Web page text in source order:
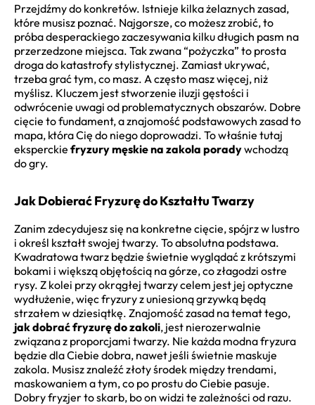
Przejdźmy do konkretów. Istnieje kilka żelaznych zasad,
które musisz poznać. Najgorsze, co możesz zrobić, to
próba desperackiego zaczesywania kilku długich pasm na
przerzedzone miejsca. Tak zwana “pożyczka” to prosta
droga do katastrofy stylistycznej. Zamiast ukrywać,
trzeba grać tym, co masz. A często masz więcej, niż
myślisz. Kluczem jest stworzenie iluzji gęstości i
odwrócenie uwagi od problematycznych obszarów. Dobre
cięcie to fundament, a znajomość podstawowych zasad to
mapa, która Cię do niego doprowadzi. To właśnie tutaj
eksperckie fryzury męskie na zakola poradywchodzą
do gry.
Jak Dobierać Fryzurę do Kształtu Twarzy
Zanim zdecydujesz się na konkretne cięcie, spójrz w lustro
i określ kształt swojej twarzy. To absolutna podstawa.
Kwadratowa twarz będzie świetnie wyglądać z krótszymi
bokami i większą objętością na górze, co złagodzi ostre
rysy. Z kolei przy okrągłej twarzy celem jest jej optyczne
wydłużenie, więc fryzury z uniesioną grzywką będą
strzałem w dziesiątkę. Znajomość zasad na temat tego,
jak dobrać fryzurę do zakoli, jest nierozerwalnie
związana z proporcjami twarzy. Nie każda modna fryzura
będzie dla Ciebie dobra, nawet jeśli świetnie maskuje
zakola. Musisz znaleźć złoty środek między trendami,
maskowaniem a tym, co po prostu do Ciebie pasuje.
Dobry fryzjer to skarb, bo on widzi te zależności od razu.